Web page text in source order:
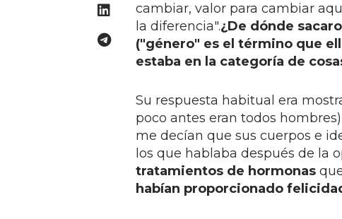
cambiar, valor para cambiar
la diferencia".¿De dónde
("género" es el término que
estaba en la categoría de
Su respuesta habitual era
poco antes eran todos
me decían que sus cuerpos e
los que hablaba después de la
tratamientos de hormonas
habían proporcionado